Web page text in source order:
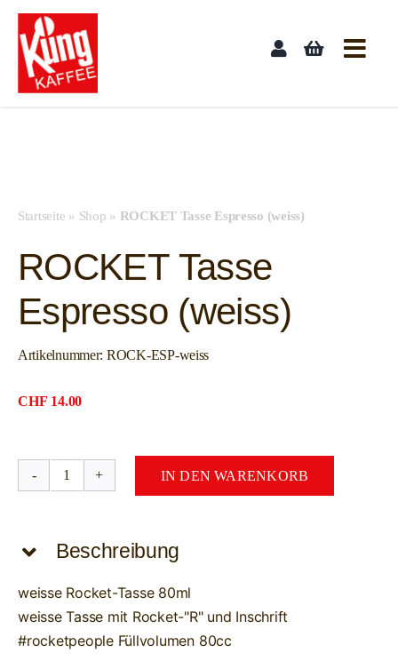
Skip
content
Startseite » Shop » ROCKET Tasse Espresso (weiss)
ROCKET Tasse
Espresso (weiss)
Artikelnummer: ROCK-ESP-weiss
CHF 14.00
(weiss)
IN DEN WARENKORB
Beschreibung
weisse Rocket-Tasse 80ml
weisse Tasse mit Rocket-"R" und Inschrift
#rocketpeople Füllvolumen 80cc